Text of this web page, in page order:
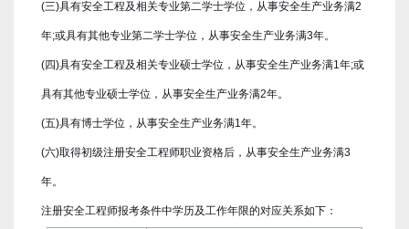
(三)具有安全工程及相关专业第二学士学位，从事安全生产业务满2
年;或具有其他专业第二学士学位，从事安全生产业务满3年。
(四)具有安全工程及相关专业硕士学位，从事安全生产业务满1年;或
具有其他专业硕士学位，从事安全生产业务满2年。
(五)具有博士学位，从事安全生产业务满1年。
(六)取得初级注册安全工程师职业资格后，从事安全生产业务满3
年。
注册安全工程师报考条件中学历及工作年限的对应关系如下：